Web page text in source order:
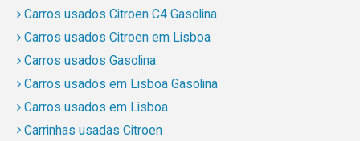
Carros usados Citroen C4 Gasolina
Carros usados Citroen em Lisboa
Carros usados Gasolina
Carros usados em Lisboa Gasolina
Carros usados em Lisboa
Carrinhas usadas Citroen